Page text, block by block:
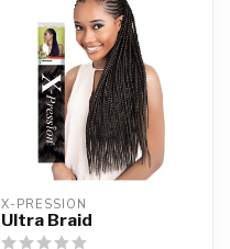
X-PRESSION
Ultra Braid